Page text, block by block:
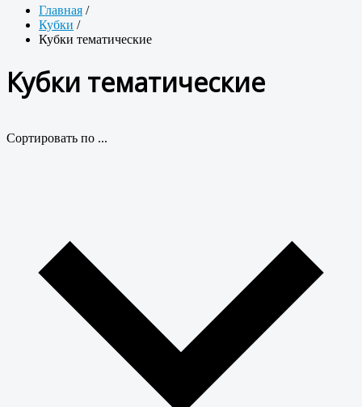
Главная /
Кубки /
Кубки тематические
Кубки тематические
Сортировать по ...